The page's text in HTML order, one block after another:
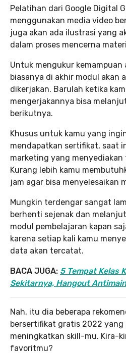
Pelatihan dari Google Digital
menggunakan media video
juga akan ada ilustrasi yang
dalam proses mencerna
Untuk mengukur kemampuan
biasanya di akhir modul akan
dikerjakan. Barulah ketika
mengerjakannya bisa
berikutnya.
Khusus untuk kamu yang
mendapatkan sertifikat, saat
marketing yang
Kurang lebih kamu
jam agar bisa menyelesaikan
Mungkin terdengar sangat
berhenti sejenak dan
modul pembelajaran kapan
karena setiap kali kamu
data akan tercatat.
BACA JUGA: 5 Tempat Kelas
Sekitarnya, Hangout
Nah, itu dia beberapa
bersertifikat gratis 2022
meningkatkan skill-mu. Kira-
favoritmu?